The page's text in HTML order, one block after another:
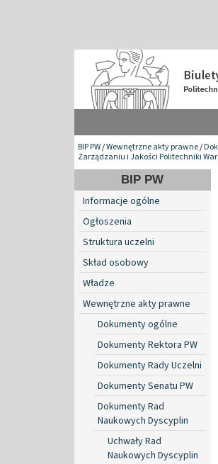
BIP PW/Wewnętrzne akty prawne/
Zarządzaniu i Jakości Politechniki
BIP PW
Informacje ogólne
Ogłoszenia
Struktura uczelni
Skład osobowy
Władze
Wewnętrzne akty prawne
Dokumenty ogólne
Dokumenty Rektora PW
Dokumenty Rady Uczelni
Dokumenty Senatu PW
Dokumenty Rad
Naukowych Dyscyplin
Uchwały Rad
Naukowych Dyscyplin